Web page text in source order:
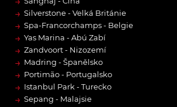
→ Silverstone - Velká Británie
→ Spa-Francorchamps - Belgie
→ Yas Marina - Abú Zabí
→ Zandvoort - Nizozemí
→ Madring - Španělsko
→ Portimão - Portugalsko
→ Istanbul Park - Turecko
→ Sepang - Malajsie